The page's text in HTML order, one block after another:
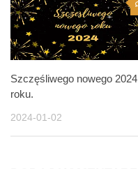
Szczęśliwego nowego 2024
roku.
2024-01-02